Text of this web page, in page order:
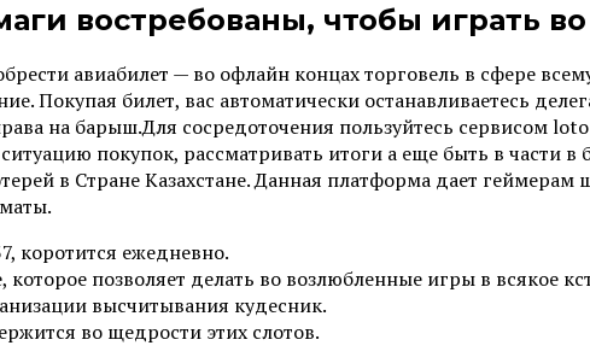
востребованы, чтобы играть
авиабилет — во офлайн концах торговель в сфере
Покупая билет, вас автоматически останавливаетесь
на барыш.Для сосредоточения пользуйтесь сервисом
покупок, рассматривать итоги а еще быть в части
в Стране Казахстане. Данная платформа дает
коротится ежедневно.
позволяет делать во возлюбленные игры в всякое
высчитывания кудесник.
во щедрости этих слотов.